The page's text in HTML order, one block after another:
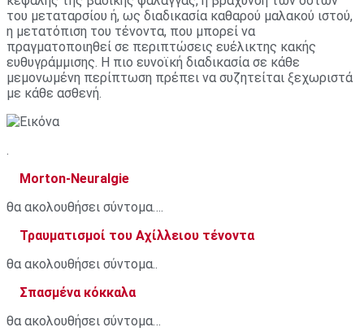
του μεταταρσίου ή, ως διαδικασία καθαρού μαλακού ιστού,
η μετατόπιση του τένοντα, που μπορεί να
πραγματοποιηθεί σε περιπτώσεις ευέλικτης κακής
ευθυγράμμισης. Η πιο ευνοϊκή διαδικασία σε κάθε
μεμονωμένη περίπτωση πρέπει να συζητείται ξεχωριστά
με κάθε ασθενή.
.
Morton-Neuralgie
θα ακολουθήσει σύντομα….
Τραυματισμοί του Αχίλλειου τένοντα
θα ακολουθήσει σύντομα..
Σπασμένα κόκκαλα
θα ακολουθήσει σύντομα…